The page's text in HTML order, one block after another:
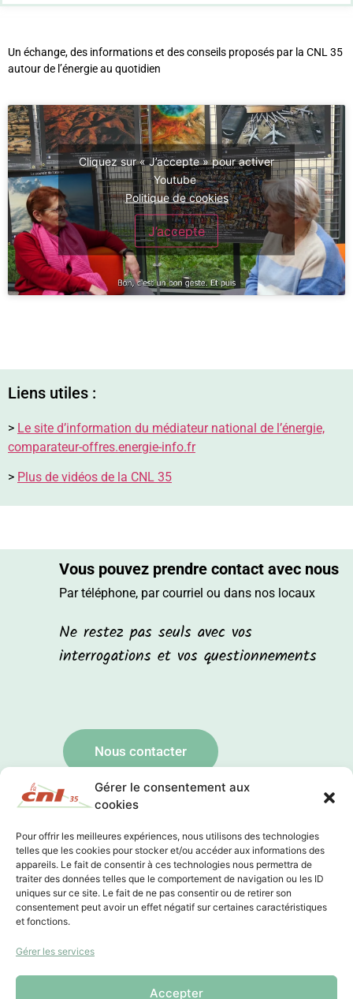
Gérer le consentement aux
cookies
Pour offrir les meilleures expériences, nous utilisons des technologies
telles que les cookies pour stocker et/ou accéder aux informations des
appareils. Le fait de consentir à ces technologies nous permettra de
traiter des données telles que le comportement de navigation ou les ID
uniques sur ce site. Le fait de ne pas consentir ou de retirer son
consentement peut avoir un effet négatif sur certaines caractéristiques
et fonctions.
Gérer les services
Accepter
Un échange, des informations et des conseils proposés par la CNL 35
autour de l’énergie au quotidien
Cliquez sur « J’accepte » pour activer
Youtube
Politique de cookies
J’accepte
Liens utiles :
> Le site d’information du médiateur national de l’énergie,
comparateur-offres.energie-info.fr
> Plus de vidéos de la CNL 35
Vous pouvez prendre contact avec nous
Par téléphone, par courriel ou dans nos locaux
Ne restez pas seuls avec vos
interrogations et vos questionnements
Nous contacter
Siège de l’association
Bréquigny – Rue de Suède
Proche de la station de métro H. Fréville.
3, allée de Malmoë, 35200 Rennes
Les jeudis et vendredis sur rendez-vous